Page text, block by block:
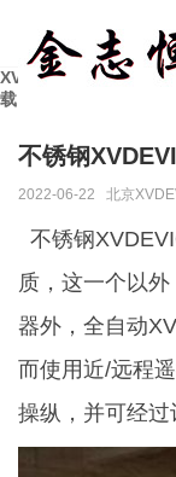
XVDEVIOS官方免费
载,XVDEVIOS最新版
不锈钢
2022-06-22 北京
不锈钢
质，这一个以
器外，全自
而使用近/远程遥
操纵，并可